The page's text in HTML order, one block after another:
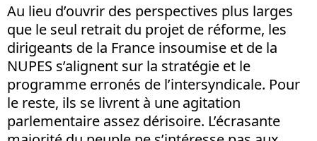
Au lieu d’ouvrir des perspectives plus larges
que le seul retrait du projet de réforme, les
dirigeants de la France insoumise et de la
NUPES s’alignent sur la stratégie et le
programme erronés de l’intersyndicale. Pour
le reste, ils se livrent à une agitation
parlementaire assez dérisoire. L’écrasante